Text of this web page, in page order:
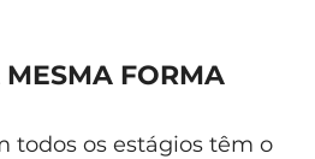
FORMA
todos os estágios têm o